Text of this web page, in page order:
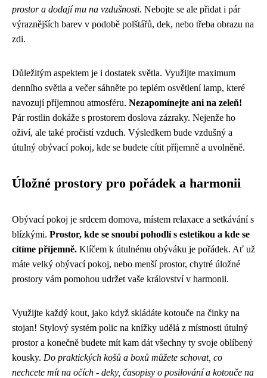
prostor a dodají mu na vzdušnosti. Nebojte se ale přidat i pár
výraznějších barev v podobě polštářů, dek, nebo třeba obrazu na
zdi.
Důležitým aspektem je i dostatek světla. Využijte maximum
denního světla a večer sáhněte po teplém osvětlení lamp, které
navozují příjemnou atmosféru. Nezapomínejte ani na zeleň!
Pár rostlin dokáže s prostorem doslova zázraky. Nejenže ho
oživí, ale také pročistí vzduch. Výsledkem bude vzdušný a
útulný obývací pokoj, kde se budete cítit příjemně a uvolněně.
Úložné prostory pro pořádek a harmonii
Obývací pokoj je srdcem domova, místem relaxace a setkávání s
blízkými. Prostor, kde se snoubí pohodlí s estetikou a kde se
cítíme příjemně. Klíčem k útulnému obýváku je pořádek. Ať už
máte velký obývací pokoj, nebo menší prostor, chytré úložné
prostory vám pomohou udržet vaše království v harmonii.
Využijte každý kout, jako když skládáte kotouče na činky na
stojan! Stylový systém polic na knížky udělá z místnosti útulný
prostor a konečně budete mít kam dát všechny ty svoje oblíbený
kousky. Do praktických košů a boxů můžete schovat, co
nechcete mít na očích - deky, časopisy o posilování a kotouče na